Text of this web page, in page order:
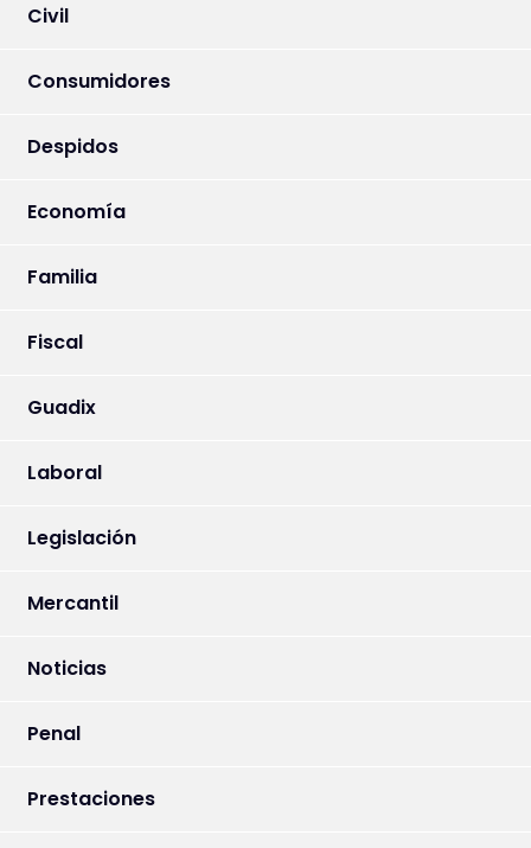
Civil
Consumidores
Despidos
Economía
Familia
Fiscal
Guadix
Laboral
Legislación
Mercantil
Noticias
Penal
Prestaciones